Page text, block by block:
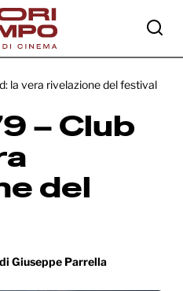
la vera rivelazione del festival
– Club
del
di Giuseppe Parrella